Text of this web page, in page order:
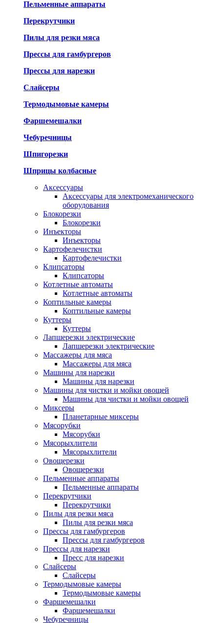
Пельменные аппараты
Перекрутчики
Пилы для резки мяса
Прессы для гамбургеров
Прессы для нарезки
Слайсеры
Термодымовые камеры
Фаршемешалки
Чебуречницы
Шпигорезки
Шприцы колбасные
Аксессуары
Аксессуары для электромеханического
оборудования
Блокорезки
Блокорезки
Инъекторы
Инъекторы
Картофелечистки
Картофелечистки
Клипсаторы
Клипсаторы
Котлетные автоматы
Котлетные автоматы
Коптильные камеры
Коптильные камеры
Куттеры
Куттеры
Лапшерезки электрические
Лапшерезки электрические
Массажеры для мяса
Массажеры для мяса
Машины для нарезки
Машины для нарезки
Машины для чистки и мойки овощей
Машины для чистки и мойки овощей
Миксеры
Планетарные миксеры
Мясорубки
Мясорубки
Мясорыхлители
Мясорыхлители
Овощерезки
Овощерезки
Пельменные аппараты
Пельменные аппараты
Перекрутчики
Перекрутчики
Пилы для резки мяса
Пилы для резки мяса
Прессы для гамбургеров
Прессы для гамбургеров
Прессы для нарезки
Пресс для нарезки
Слайсеры
Слайсеры
Термодымовые камеры
Термодымовые камеры
Фаршемешалки
Фаршемешалки
Чебуречницы